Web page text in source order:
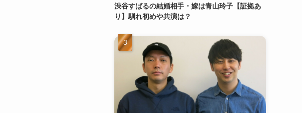
渋谷すばるの結婚相手・嫁は青山玲子【証拠あ
り】馴れ初めや共演は？